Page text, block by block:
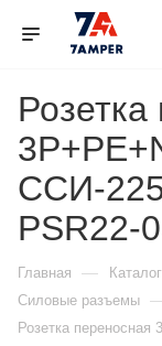
Розетка
ССИ-
PSR22-
Главная — Каталог
Силовые разъемы
Розетка